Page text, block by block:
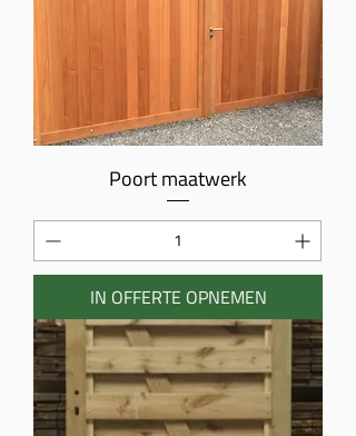
Poort maatwerk
IN OFFERTE OPNEMEN